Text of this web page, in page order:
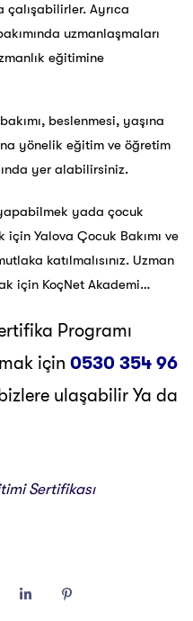
çalışabilirler. Ayrıca
uzmanlaşmaları
eğitimine
beslenmesi, yaşına
yönelik eğitim ve öğretim
yer alabilirsiniz.
yada çocuk
için Yalova Çocuk Bakımı ve
katılmalısınız. Uzman
için KoçNet Akademi…
Programı
için 0530 354 96
ulaşabilir Ya da
Sertifikası